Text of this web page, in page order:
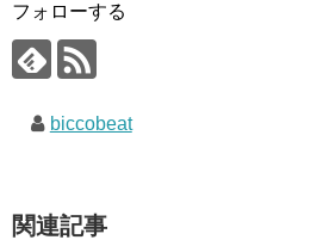
フォローする
biccobeat
関連記事